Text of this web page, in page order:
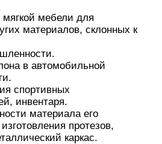
мягкой мебели для
материалов, склонных к
в автомобильной
спортивных
инвентаря.
материала его
протезов,
каркас.